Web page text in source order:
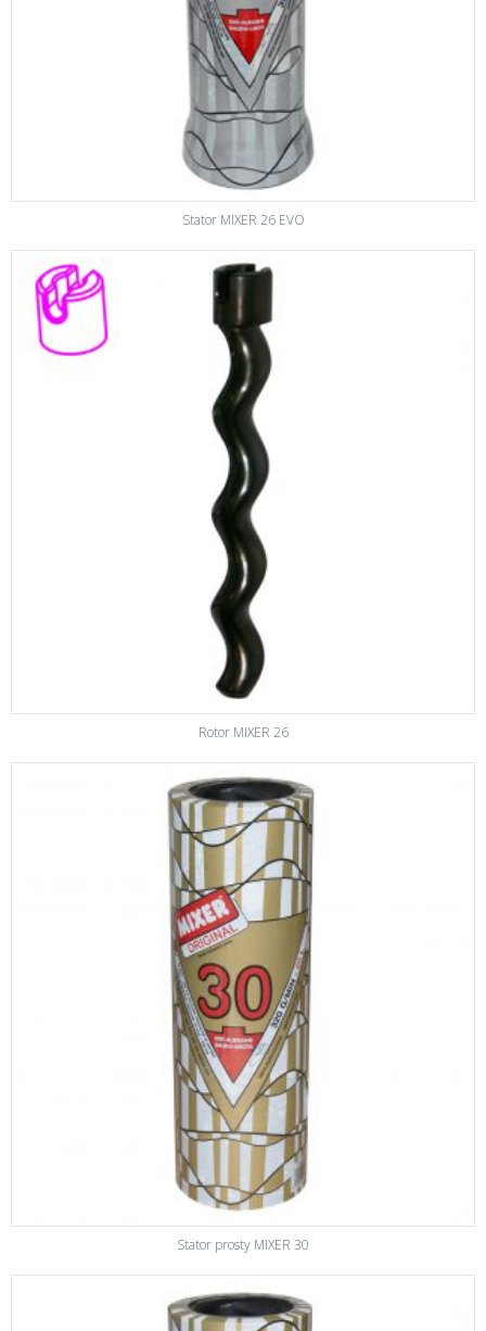
Stator MIXER 26 EVO
Rotor MIXER 26
Stator prosty MIXER 30